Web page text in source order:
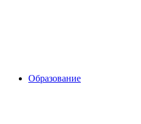
Образование